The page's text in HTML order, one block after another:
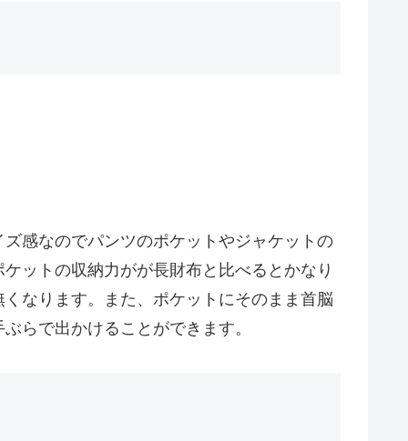
感なのでパンツのポケットやジャケットの
ットの収納力がが長財布と比べるとかなり
なります。また、ポケットにそのまま首脳
らで出かけることができます。